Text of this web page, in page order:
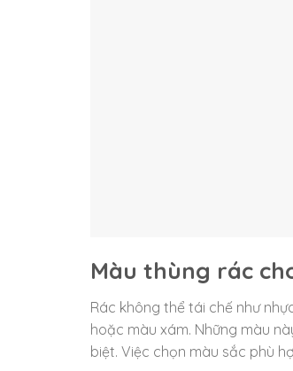
Màu thùng rác
Rác không thể tái chế như
hoặc màu xám. Những màu
biệt. Việc chọn màu sắc phù